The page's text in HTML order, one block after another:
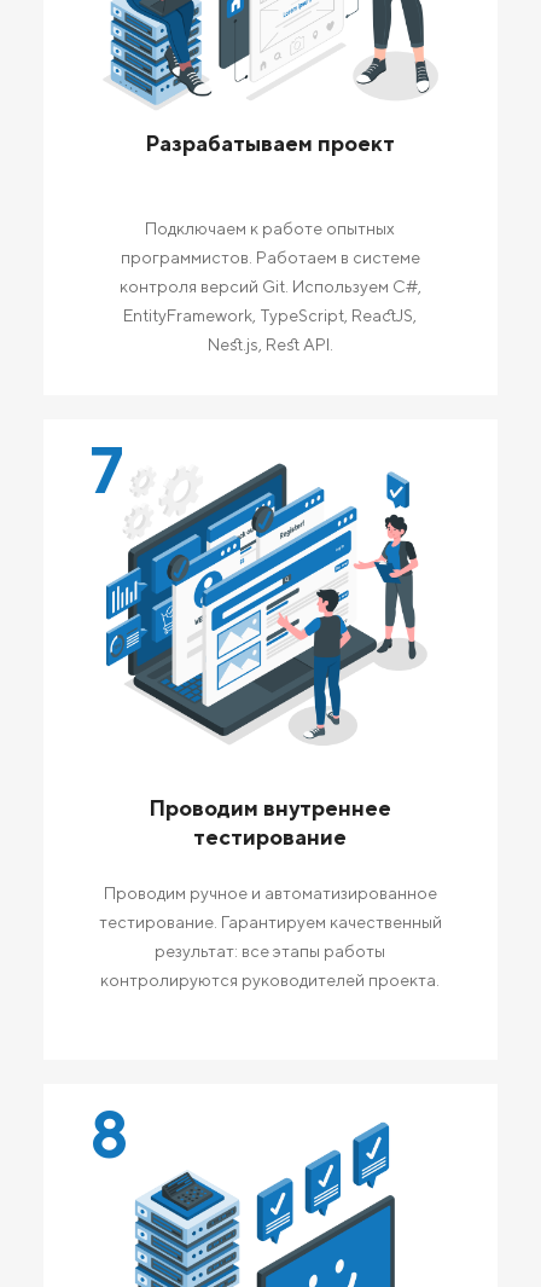
Разрабатываем проект
Подключаем к работе опытных
программистов. Работаем в системе
контроля версий Git. Используем C#,
EntityFramework, TypeScript, ReactJS,
Nest.js, Rest API.
7
Проводим внутреннее
тестирование
Проводим ручное и автоматизированное
тестирование. Гарантируем качественный
результат: все этапы работы
контролируются руководителей проекта.
8